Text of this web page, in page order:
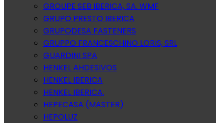
GROUPE SEB IBERICA, SA. WMF
GRUPO PRESTO IBERICA
GRUPODESA FASTENERS
GRUPPO FRANCESCHINO LORIS, SRL
GUARDINI SPA
HENKEL AHDESIVOS
HENKEL IBERICA
HENKEL IBERICA.
HEPECASA (MASTER)
HEPOLUZ